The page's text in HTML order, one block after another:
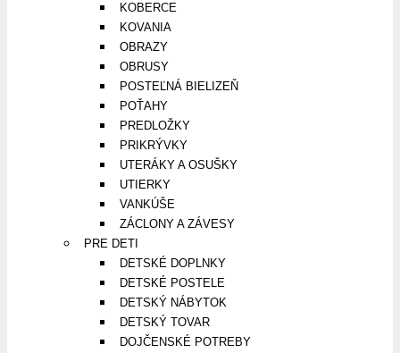
KOBERCE
KOVANIA
OBRAZY
OBRUSY
POSTEĽNÁ BIELIZEŇ
POŤAHY
PREDLOŽKY
PRIKRÝVKY
UTERÁKY A OSUŠKY
UTIERKY
VANKÚŠE
ZÁCLONY A ZÁVESY
PRE DETI
DETSKÉ DOPLNKY
DETSKÉ POSTELE
DETSKÝ NÁBYTOK
DETSKÝ TOVAR
DOJČENSKÉ POTREBY